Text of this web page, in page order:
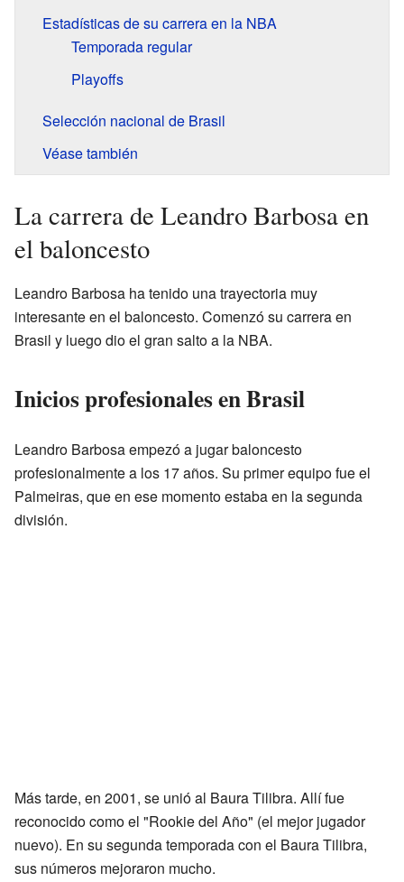
Estadísticas de su carrera en la NBA
Temporada regular
Playoffs
Selección nacional de Brasil
Véase también
La carrera de Leandro Barbosa en
el baloncesto
Leandro Barbosa ha tenido una trayectoria muy
interesante en el baloncesto. Comenzó su carrera en
Brasil y luego dio el gran salto a la NBA.
Inicios profesionales en Brasil
Leandro Barbosa empezó a jugar baloncesto
profesionalmente a los 17 años. Su primer equipo fue el
Palmeiras, que en ese momento estaba en la segunda
división.
Más tarde, en 2001, se unió al Baura Tilibra. Allí fue
reconocido como el "Rookie del Año" (el mejor jugador
nuevo). En su segunda temporada con el Baura Tilibra,
sus números mejoraron mucho.